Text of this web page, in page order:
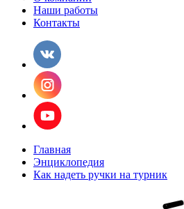
Наши работы
Контакты
Главная
Энциклопедия
Как надеть ручки на турник